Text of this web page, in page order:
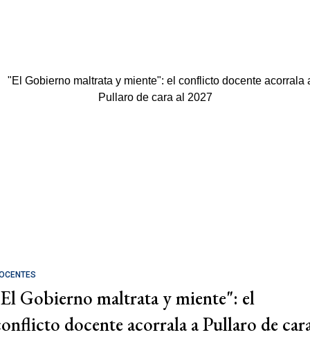
Gobierno maltrata y miente": el
docente acorrala a Pullaro de